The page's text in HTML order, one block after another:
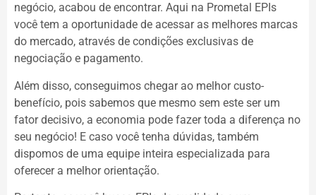
negócio, acabou de encontrar. Aqui na Prometal EPIs
você tem a oportunidade de acessar as melhores marcas
do mercado, através de condições exclusivas de
negociação e pagamento.
Além disso, conseguimos chegar ao melhor custo-
benefício, pois sabemos que mesmo sem este ser um
fator decisivo, a economia pode fazer toda a diferença no
seu negócio! E caso você tenha dúvidas, também
dispomos de uma equipe inteira especializada para
oferecer a melhor orientação.